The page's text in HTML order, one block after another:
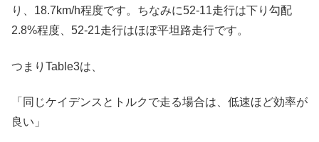
り、18.7km/h程度です。ちなみに52-11走行は下り勾配
2.8%程度、52-21走行はほぼ平坦路走行です。
つまりTable3は、
「同じケイデンスとトルクで走る場合は、低速ほど効率が
良い」